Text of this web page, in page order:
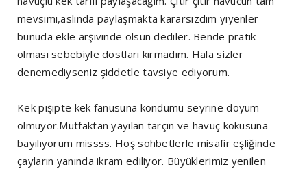
mevsimi,aslında paylaşmakta kararsızdım yiyenler
bunuda ekle arşivinde olsun dediler. Bende pratik
olması sebebiyle dostları kırmadım. Hala sizler
denemediyseniz şiddetle tavsiye ediyorum.
Kek pişipte kek fanusuna kondumu seyrine doyum
olmuyor.Mutfaktan yayılan tarçın ve havuç kokusuna
bayılıyorum missss. Hoş sohbetlerle misafir eşliğinde
çayların yanında ikram ediliyor. Büyüklerimiz yenilen